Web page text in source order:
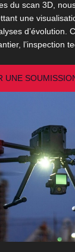
du scan 3D,
une
d’évolution.
l’inspection
UNE